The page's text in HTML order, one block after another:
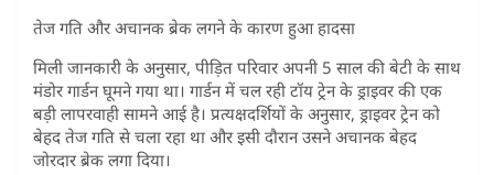
तेज गति और अचानक ब्रेक लगने के कारण हुआ हादसा
मिली जानकारी के अनुसार, पीड़ित परिवार अपनी 5 साल की बेटी के साथ
मंडोर गार्डन घूमने गया था। गार्डन में चल रही टॉय ट्रेन के ड्राइवर की एक
बड़ी लापरवाही सामने आई है। प्रत्यक्षदर्शियों के अनुसार, ड्राइवर ट्रेन को
बेहद तेज गति से चला रहा था और इसी दौरान उसने अचानक बेहद
जोरदार ब्रेक लगा दिया।